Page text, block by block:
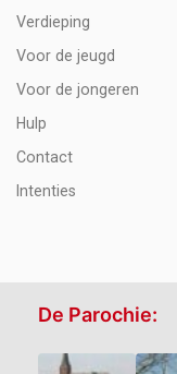
Verdieping
Voor de jeugd
Voor de jongeren
Hulp
Contact
Intenties
De Parochie: